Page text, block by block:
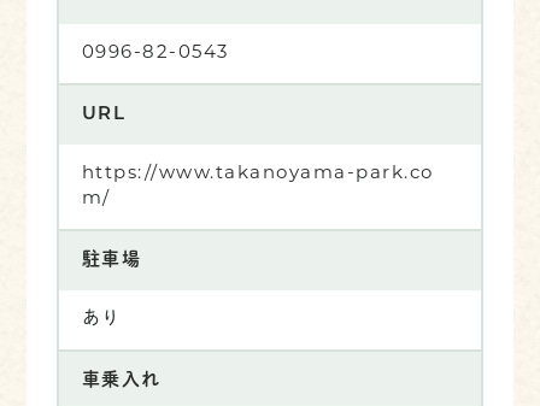
0996-82-0543
URL
https://www.takanoyama-park.co
m/
駐車場
あり
車乗入れ